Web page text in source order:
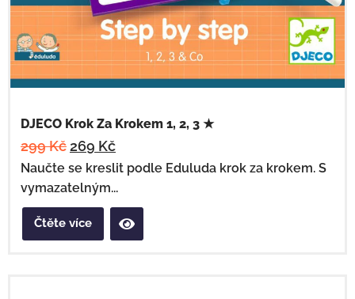
DJECO Krok Za Krokem 1, 2, 3 ★
299Kč 269 Kč
Naučte se kreslit podle Eduluda krok za krokem. S
vymazatelným...
Čtěte více